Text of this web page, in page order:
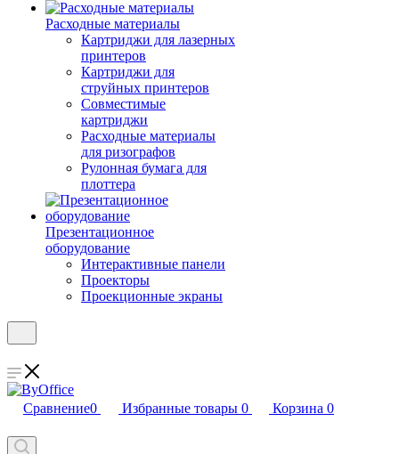
Расходные материалы
Картриджи для лазерных
принтеров
Картриджи для
струйных принтеров
Совместимые
картриджи
Расходные материалы
для ризографов
Рулонная бумага для
плоттера
Презентационное
оборудование
Интерактивные панели
Проекторы
Проекционные экраны
Сравнение0 Избранные товары 0 Корзина 0